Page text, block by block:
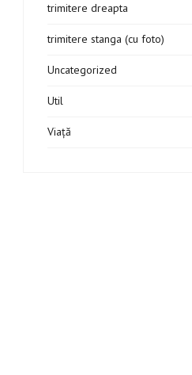
trimitere dreapta
trimitere stanga (cu foto)
Uncategorized
Util
Viață